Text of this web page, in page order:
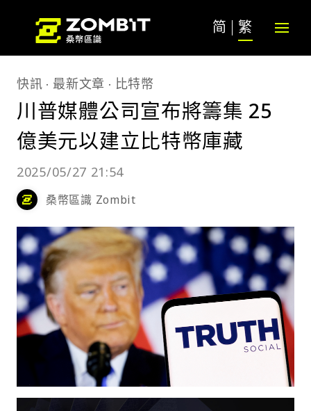
简 繁
快訊 最新文章 比特幣
川普媒體公司宣布將籌集 25
億美元以建立比特幣庫藏
2025/05/27 21:54
桑幣區識 Zombit